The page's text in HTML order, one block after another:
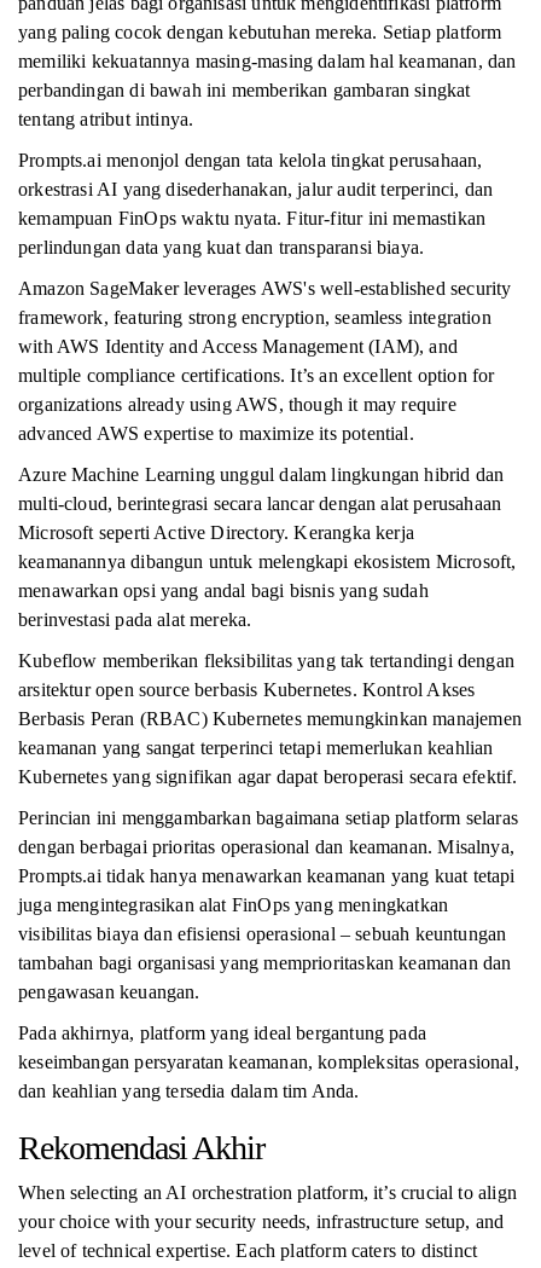
yang paling cocok dengan kebutuhan mereka. Setiap platform
memiliki kekuatannya masing-masing dalam hal keamanan, dan
perbandingan di bawah ini memberikan gambaran singkat
tentang atribut intinya.
Prompts.ai menonjol dengan tata kelola tingkat perusahaan,
orkestrasi AI yang disederhanakan, jalur audit terperinci, dan
kemampuan FinOps waktu nyata. Fitur-fitur ini memastikan
perlindungan data yang kuat dan transparansi biaya.
Amazon SageMaker leverages AWS's well-established security
framework, featuring strong encryption, seamless integration
with AWS Identity and Access Management (IAM), and
multiple compliance certifications. It’s an excellent option for
organizations already using AWS, though it may require
advanced AWS expertise to maximize its potential.
Azure Machine Learning unggul dalam lingkungan hibrid dan
multi-cloud, berintegrasi secara lancar dengan alat perusahaan
Microsoft seperti Active Directory. Kerangka kerja
keamanannya dibangun untuk melengkapi ekosistem Microsoft,
menawarkan opsi yang andal bagi bisnis yang sudah
berinvestasi pada alat mereka.
Kubeflow memberikan fleksibilitas yang tak tertandingi dengan
arsitektur open source berbasis Kubernetes. Kontrol Akses
Berbasis Peran (RBAC) Kubernetes memungkinkan manajemen
keamanan yang sangat terperinci tetapi memerlukan keahlian
Kubernetes yang signifikan agar dapat beroperasi secara efektif.
Perincian ini menggambarkan bagaimana setiap platform selaras
dengan berbagai prioritas operasional dan keamanan. Misalnya,
Prompts.ai tidak hanya menawarkan keamanan yang kuat tetapi
juga mengintegrasikan alat FinOps yang meningkatkan
visibilitas biaya dan efisiensi operasional – sebuah keuntungan
tambahan bagi organisasi yang memprioritaskan keamanan dan
pengawasan keuangan.
Pada akhirnya, platform yang ideal bergantung pada
keseimbangan persyaratan keamanan, kompleksitas operasional,
dan keahlian yang tersedia dalam tim Anda.
Rekomendasi Akhir
When selecting an AI orchestration platform, it’s crucial to align
your choice with your security needs, infrastructure setup, and
level of technical expertise. Each platform caters to distinct